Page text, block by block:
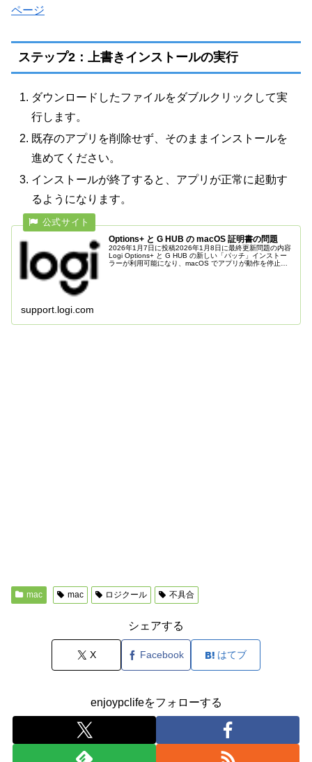
ページ
ステップ2：上書きインストールの実行
ダウンロードしたファイルをダブルクリックして実
行します。
既存のアプリを削除せず、そのままインストールを
進めてください。
インストールが終了すると、アプリが正常に起動す
るようになります。
Options+ と G HUB の macOS 証明書の問題
2026年1月7日に投稿2026年1月8日に最終更新問題の内容
Logi Options+ と G HUB の新しい「パッチ」インストー
ラーが利用可能になり、macOS でアプリが動作を停止す
support.logi.com
mac mac ロジクール 不具合
シェアする
X Facebook はてブ
enjoypclifeをフォローする